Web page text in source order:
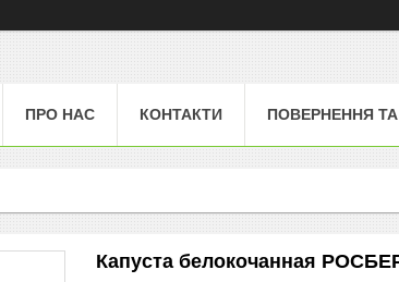
ПРО НАС КОНТАКТИ ПОВЕРНЕННЯ
Капуста белокочанная